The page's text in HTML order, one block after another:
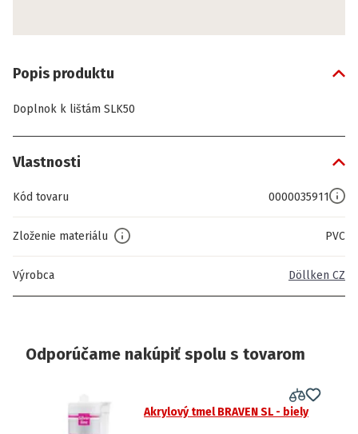
Popis produktu
Doplnok k lištám SLK50
Vlastnosti
Kód tovaru 0000035911
Zloženie materiálu PVC
Výrobca Döllken CZ
Odporúčame nakúpiť spolu s tovarom
Akrylový tmel BRAVEN SL - biely